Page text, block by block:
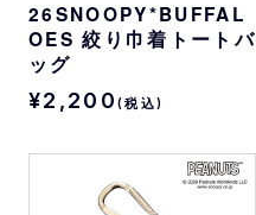
26SNOOPY*BUFFAL
OES 絞り巾着トートバ
ッグ
¥2,200 (税込)